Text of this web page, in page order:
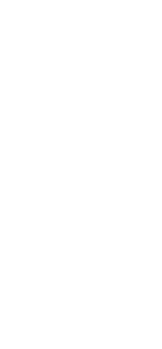
desfe